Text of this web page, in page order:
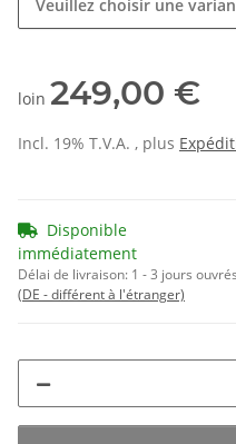
Veuillez choisir une
loin 249,00 €
Incl. 19% T.V.A. , plus
Disponible
immédiatement
Délai de livraison: 1 - 3 jours ouvrés
(DE - différent à l'étranger)